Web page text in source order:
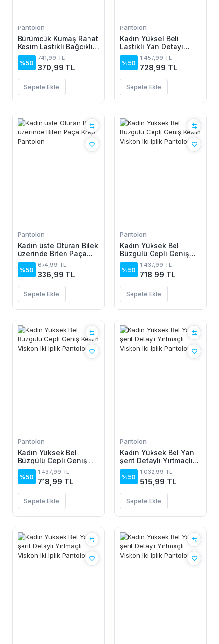
Pantolon
Bürümcük Kumaş Rahat
Kesim Lastikli Bağcıklı
Cepli Pantolon - Bej
%50
741,99 TL
370,99 TL
Sepete Ekle
Pantolon
Kadın Yüksel Beli
Lastikli Yan Detayı
çiçek Desenli Pantolon
%50
1.457,99 TL
728,99 TL
Sepete Ekle
Pantolon
Kadın üste Oturan Bilek
üzerinde Biten Paça
Krep Pantolon
%50
674,99 TL
336,99 TL
Sepete Ekle
Pantolon
Kadın Yüksek Bel
Büzgülü Cepli Geniş
Kesim Viskon Iki Iplik
Pantolon
%50
1.437,99 TL
718,99 TL
Sepete Ekle
Pantolon
Kadın Yüksek Bel
Büzgülü Cepli Geniş
Kesim Viskon Iki Iplik
Pantolon
%50
1.437,99 TL
718,99 TL
Sepete Ekle
Pantolon
Kadın Yüksek Bel Yan
şerit Detaylı Yırtmaçlı
Viskon Iki Iplik
Pantolon
%50
1.032,99 TL
515,99 TL
Sepete Ekle